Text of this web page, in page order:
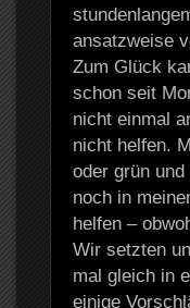
ansatzweise
Zum Glück
schon seit
nicht einmal
nicht helfen.
oder grün
noch in
helfen –
Wir setzten
mal gleich in
einige